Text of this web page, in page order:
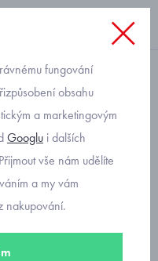
a tričko
2623-
fungování
obsahu
a marketingovým
Googlu i dalších
vše nám udělíte
a my vám
nakupování.